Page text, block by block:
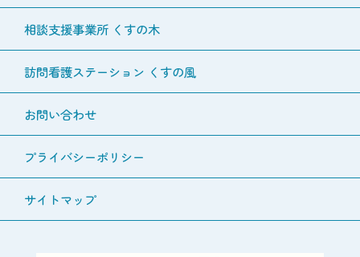
相談支援事業所 くすの木
訪問看護ステーション くすの風
お問い合わせ
プライバシーポリシー
サイトマップ